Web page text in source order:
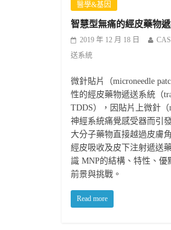
醫學&基因
智慧型無痛的經皮藥物
2019 年 12 月 18 日
送系統
微針貼片（microneedle
性的經皮藥物遞送系統（
TDDS），因貼片上微針（
神經系統痛覺感受器而引
大分子藥物直接越過皮膚
經皮吸收及皮下注射遞送
識 MNP的結構、特性、優
前景與挑戰。
Read more